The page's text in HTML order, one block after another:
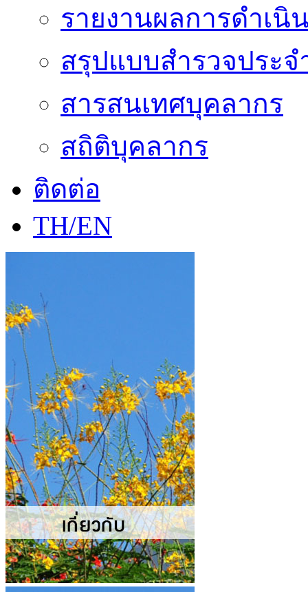
รายงานผลการดำเนิ
สรุปแบบสำรวจประจ
สารสนเทศบุคลากร
สถิติบุคลากร
ติดต่อ
TH/EN